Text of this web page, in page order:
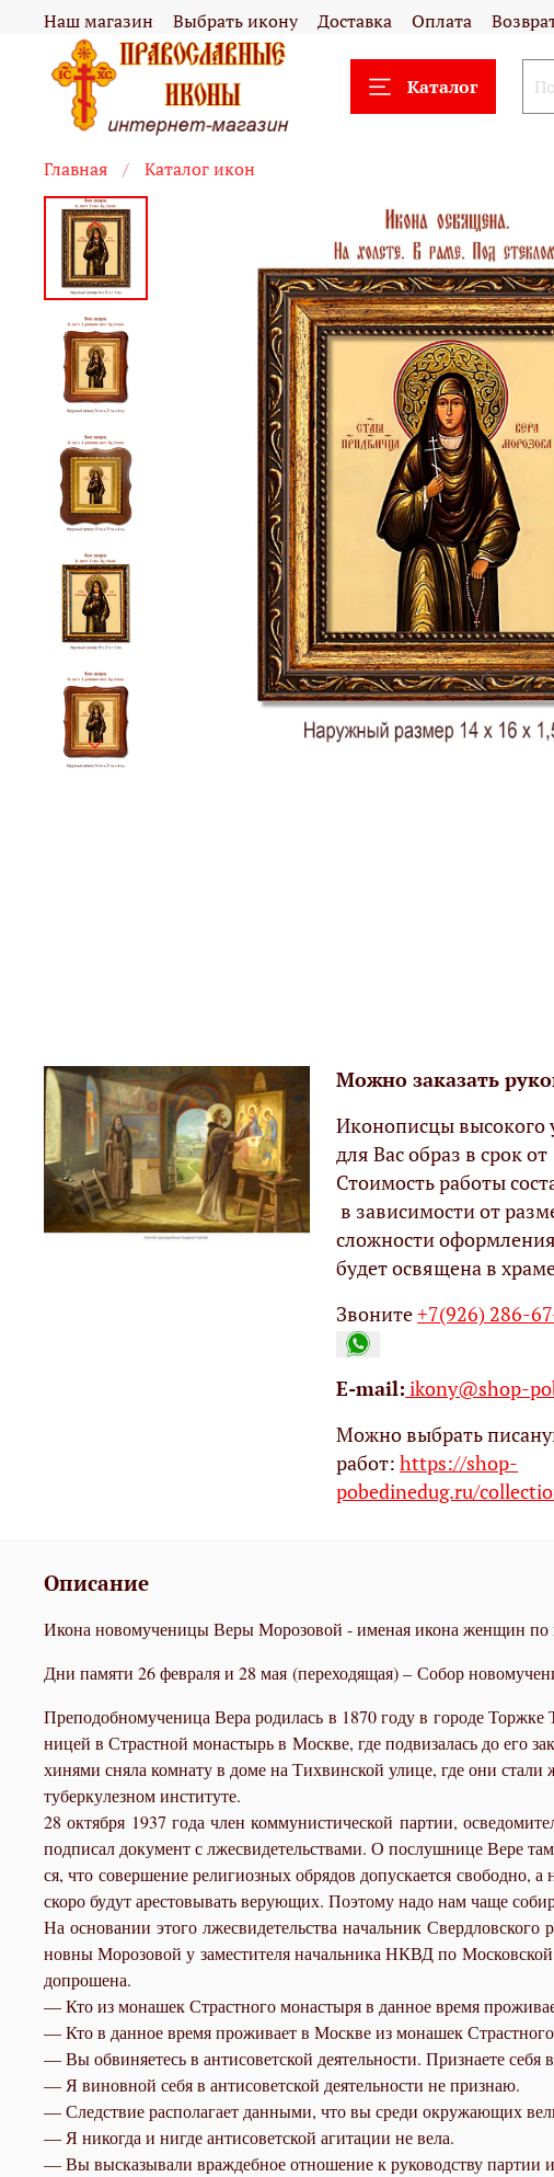
Наш магазин Выбрать икону Доставка Оплата
Каталог
Главная Каталог икон
Можно заказать
Иконописцы высокого
для Вас образ в срок
Стоимость работы
в зависимости от
сложности
будет освящена в
Звоните+7(926) 286-
Е-mail: ikony@shop-
Можно выбрать
работ:https://shop-
pobedinedug.ru/
Описание
Икона новомученицы Веры Морозовой - именая икона женщин по
Дни памяти 26 февраля и 28 мая (переходящая) – Собор
Пре­по­доб­но­му­че­ни­ца Ве­ра ро­ди­лась в 1870 го­ду в го­ро­де
ни­цей в Страст­ной мо­на­стырь в Москве, где под­ви­за­лась до его
хи­ня­ми сня­ла ком­на­ту в до­ме на Тих­вин­ской ули­це, где они ста­ли
ту­бер­ку­лез­ном ин­сти­ту­те.
28 ок­тяб­ря 1937 го­да член ком­му­ни­сти­че­ской пар­тии,
под­пи­сал до­ку­мент с лже­сви­де­тель­ства­ми. О по­слуш­ни­це Ве­ре
ся, что со­вер­ше­ние ре­ли­ги­оз­ных об­ря­дов до­пус­ка­ет­ся сво­бод­но,
ско­ро бу­дут аре­сто­вы­вать ве­ру­ю­щих. По­это­му на­до нам ча­ще
На ос­но­ва­нии это­го лже­сви­де­тель­ства на­чаль­ник
нов­ны Мо­ро­зо­вой у за­ме­сти­те­ля на­чаль­ни­ка НКВД по
до­про­ше­на.
— Кто из мо­на­шек Страст­но­го мо­на­сты­ря в дан­ное вре­мя
— Кто в дан­ное вре­мя про­жи­ва­ет в Москве из мо­на­шек
— Вы об­ви­ня­е­тесь в ан­ти­со­вет­ской де­я­тель­но­сти. При­зна­е­те се­бя
— Я ви­нов­ной се­бя в ан­ти­со­вет­ской де­я­тель­но­сти не при­знаю.
— След­ствие рас­по­ла­га­ет дан­ны­ми, что вы сре­ди окру­жа­ю­щих
— Я ни­ко­гда и ни­где ан­ти­со­вет­ской аги­та­ции не ве­ла.
— Вы вы­ска­зы­ва­ли враж­деб­ное от­но­ше­ние к ру­ко­вод­ству пар­тии